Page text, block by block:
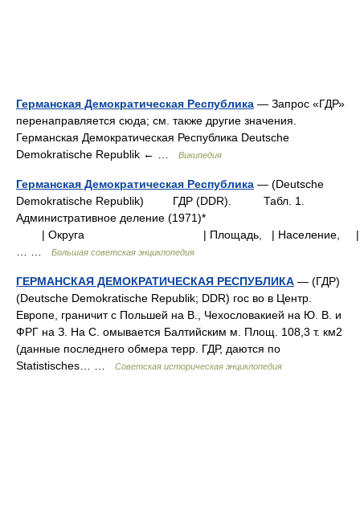
Германская Демократическая Республика — Запрос «ГДР»
перенаправляется сюда; см. также другие значения.
Германская Демократическая Республика Deutsche
Demokratische Republik ← …
Википедия
Германская Демократическая Республика — (Deutsche
Demokratische Republik) ГДР (DDR). Табл. 1.
Административное деление (1971)*
| Округа | Площадь, |
Большая советская энциклопедия
ГЕРМАНСКАЯ ДЕМОКРАТИЧЕСКАЯ РЕСПУБЛИКА — (ГДР)
(Deutsche Demokratische Republik; DDR) гос во в Центр.
Европе, граничит с Польшей на В., Чехословакией на Ю. В. и
ФРГ на З. На С. омывается Балтийским м. Площ. 108,3 т. км2
(данные последнего обмера терр. ГДР, даются по
Statistisches… …
Советская историческая энциклопедия